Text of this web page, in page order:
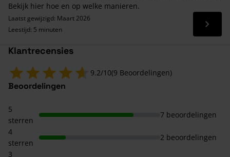
Bekijk hier hoe en op welke manieren.
Laatst gewijzigd: Maart 2026
Leestijd: 5 minuten
Lees
Klantrecensies
9.2/10(9 Beoordelingen)
Beoordelingen
5
sterren
7 beoordelingen
4
sterren
2 beoordelingen
3